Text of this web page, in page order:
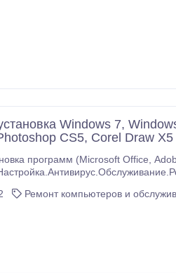
Windows 7,
CS5, Corel Draw
программ (Microsoft Office, Adobe
Windows 7 Home Premium /
Ремонт компьютеров и